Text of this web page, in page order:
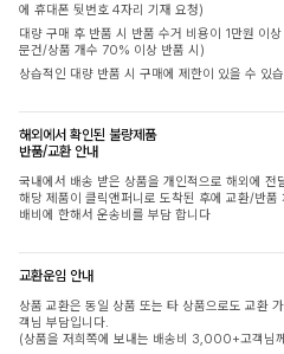
에 휴대폰 뒷번호 4자리 기재 요청)
대량 구매 후 반품 시 반품 수거 비용이 1만원 이
문건/상품 개수 70% 이상 반품 시)
상습적인 대량 반품 시 구매에 제한이 있을 수 있
해외에서 확인된 불량제품
반품/교환 안내
국내에서 배송 받은 상품을 개인적으로 해외에 전
해당 제품이 클릭앤퍼니로 도착된 후에 교환/반
배비에 한해서 운송비를 부담 합니다
교환운임 안내
상품 교환은 동일 상품 또는 타 상품으로도 교환
객님 부담입니다.
(상품을 저희쪽에 보내는 배송비 3,000+고객님